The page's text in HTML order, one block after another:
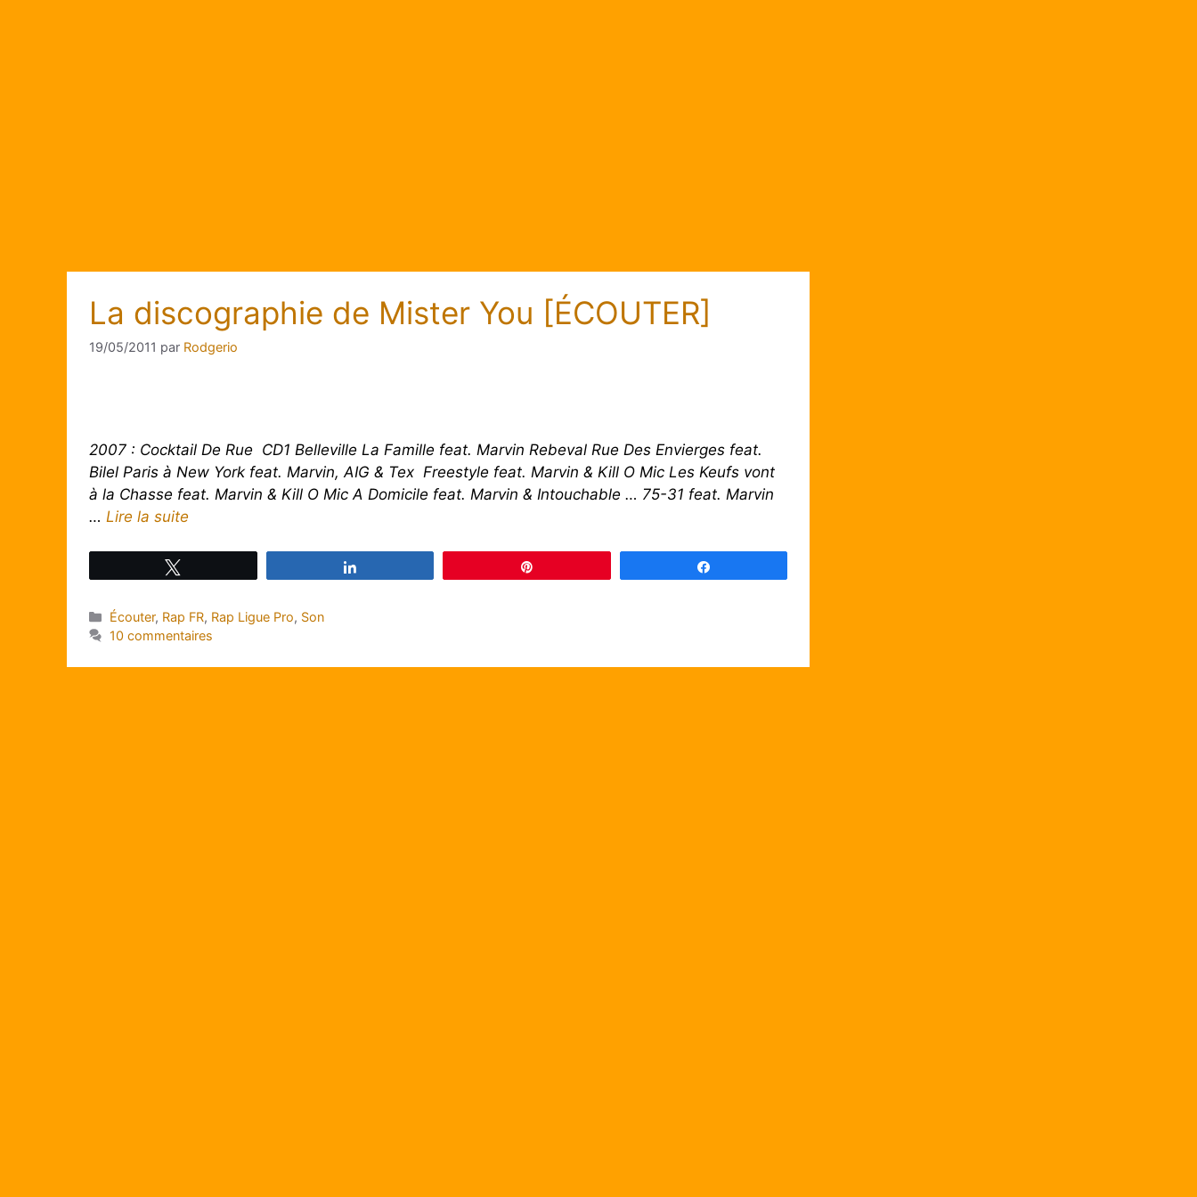
La discographie de Mister You [ÉCOUTER]
19/05/2011 par Rodgerio
2007 : Cocktail De Rue CD1 Belleville La Famille feat. Marvin Rebeval Rue Des Envierges feat.
Bilel Paris à New York feat. Marvin, AIG & Tex Freestyle feat. Marvin & Kill O Mic Les Keufs vont
à la Chasse feat. Marvin & Kill O Mic A Domicile feat. Marvin & Intouchable … 75-31 feat. Marvin
… Lire la suite
Catégories
Écouter, Rap FR, Rap Ligue Pro, Son
10 commentaires